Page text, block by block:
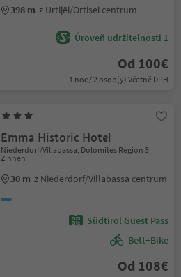
398 m z Urtijëi/Ortisei centrum
Úroveň udržitelnosti 1
Od 100€
1 noc / 2 osob(y) Včetně DPH
Emma Historic Hotel
Niederdorf/Villabassa, Dolomites Region 3
Zinnen
30 m z Niederdorf/Villabassa centrum
Südtirol Guest Pass
Bett+Bike
Od 108€